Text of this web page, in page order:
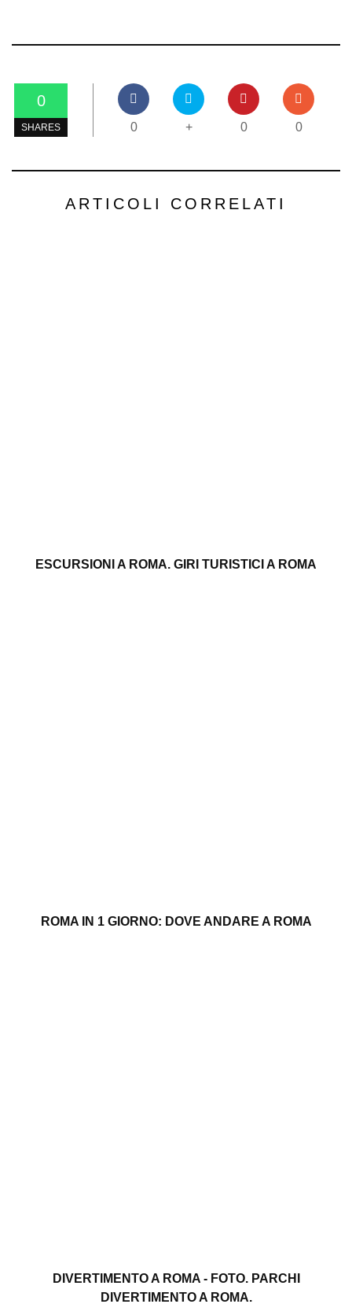
0
SHARES 0 + 0 0
ARTICOLI CORRELATI
ESCURSIONI A ROMA. GIRI TURISTICI A ROMA
ROMA IN 1 GIORNO: DOVE ANDARE A ROMA
DIVERTIMENTO A ROMA - FOTO. PARCHI
DIVERTIMENTO A ROMA.